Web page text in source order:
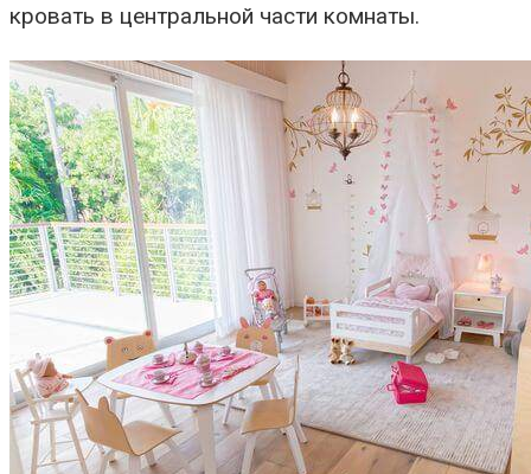
кровать в центральной части комнаты.